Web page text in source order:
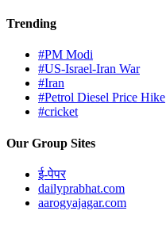
Trending
#PM Modi
#US-Israel-Iran War
#Iran
#Petrol Diesel Price Hike
#cricket
Our Group Sites
ई-पेपर
dailyprabhat.com
aarogyajagar.com